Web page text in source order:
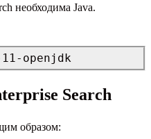
необходима Java.
openjdk
Search
образом: